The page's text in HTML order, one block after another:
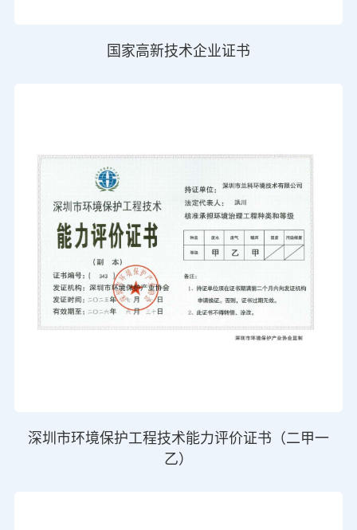
国家高新技术企业证书
深圳市环境保护工程技术能力评价证书（二甲一
乙）